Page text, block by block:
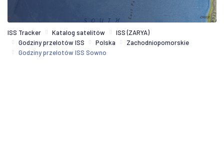
ISS Tracker Katalog satelitów
ISS (ZARYA)
Godziny przelotów ISS
Polska
Zachodniopomorskie
Godziny przelotów ISS Sowno